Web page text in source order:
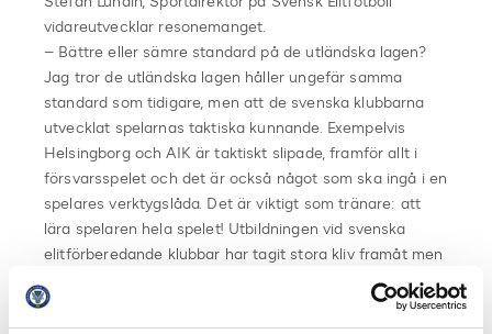
vidareutvecklar resonemanget.
– Bättre eller sämre standard på de utländska lagen?
Jag tror de utländska lagen håller ungefär samma
standard som tidigare, men att de svenska klubbarna
utvecklat spelarnas taktiska kunnande. Exempelvis
Helsingborg och AIK är taktiskt slipade, framför allt i
försvarsspelet och det är också något som ska ingå i en
spelares verktygslåda. Det är viktigt som tränare: att
lära spelaren hela spelet! Utbildningen vid svenska
elitförberedande klubbar har tagit stora kliv framåt men
konkurrenterna därute är duktiga och har också enorma
resurser.